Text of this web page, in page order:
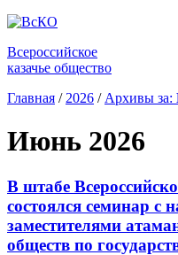
Всероссийское
казачье общество
Главная / 2026 / Архивы за:
Июнь 2026
В штабе
состоялся семинар с
заместителями
обществ по